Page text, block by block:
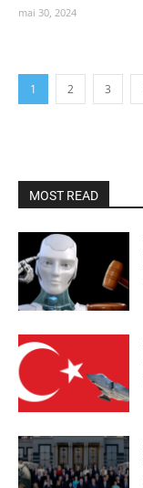
mai 30, 2024
1 2 3
MOST READ